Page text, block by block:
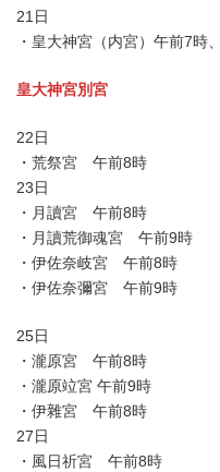
21日
・皇大神宮（内宮）午前7時
皇大神宮別宮
22日
・荒祭宮 午前8時
23日
・月讀宮 午前8時
・月讀荒御魂宮 午前9時
・伊佐奈岐宮 午前8時
・伊佐奈彌宮 午前9時
25日
・瀧原宮 午前8時
・瀧原竝宮 午前9時
・伊雜宮 午前8時
27日
・風日祈宮 午前8時